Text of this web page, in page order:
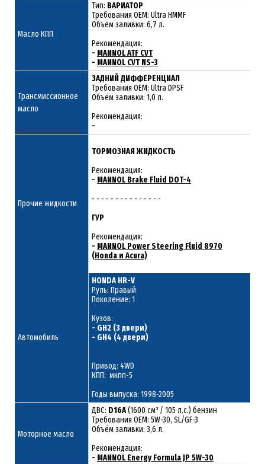
Масло КПП
Тип: ВАРИАТОР
Требования OEM: Ultra HMMF
Объём заливки: 6,7 л.
Рекомендация:
- MANNOL ATF CVT
- MANNOL CVT NS-3
Трансмиссионное
масло
ЗАДНИЙ ДИФФЕРЕНЦИАЛ
Требования OEM: Ultra DPSF
Объём заливки: 1,0 л.
Рекомендация:
-
Прочие жидкости
ТОРМОЗНАЯ ЖИДКОСТЬ
Рекомендация:
- MANNOL Brake Fluid DOT-4
- - - - - - - - - - - - - - -
ГУР
Рекомендация:
- MANNOL Power Steering Fluid 8970
(Honda и Acura)
Автомобиль
HONDA HR-V
Руль: Правый
Поколение: 1
Кузов:
- GH2 (3 двери)
- GH4 (4 двери)
Привод: 4WD
КПП: мкпп-5
Годы выпуска: 1998-2005
Моторное масло
ДВС: D16A(1600 см³ / 105 л.с.) бензин
Требования ОЕМ: 5W-30, SL/GF-3
Объём заливки: 3,6 л.
Рекомендация:
- MANNOL Energy Formula JP 5W-30